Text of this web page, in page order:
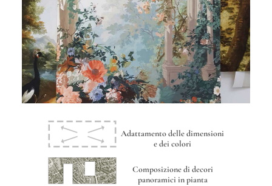
Adattamento delle dimensioni
e dei colori
Composizione di decori
panoramici in pianta